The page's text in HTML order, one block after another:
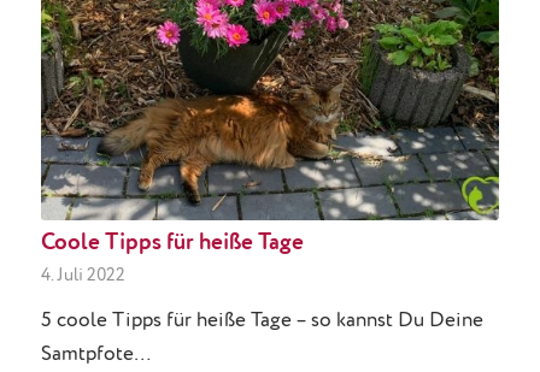
Coole Tipps für heiße Tage
4. Juli 2022
5 coole Tipps für heiße Tage – so kannst Du Deine
Samtpfote…